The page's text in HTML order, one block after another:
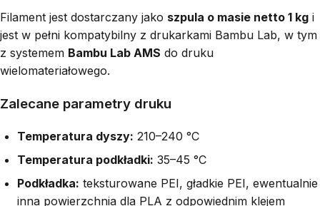
Filament jest dostarczany jako szpula o masie netto 1 kg i
jest w pełni kompatybilny z drukarkami Bambu Lab, w tym
z systemem Bambu Lab AMS do druku
wielomateriałowego.
Zalecane parametry druku
Temperatura dyszy: 210–240 °C
Temperatura podkładki: 35–45 °C
Podkładka: teksturowane PEI, gładkie PEI, ewentualnie
inna powierzchnia dla PLA z odpowiednim klejem